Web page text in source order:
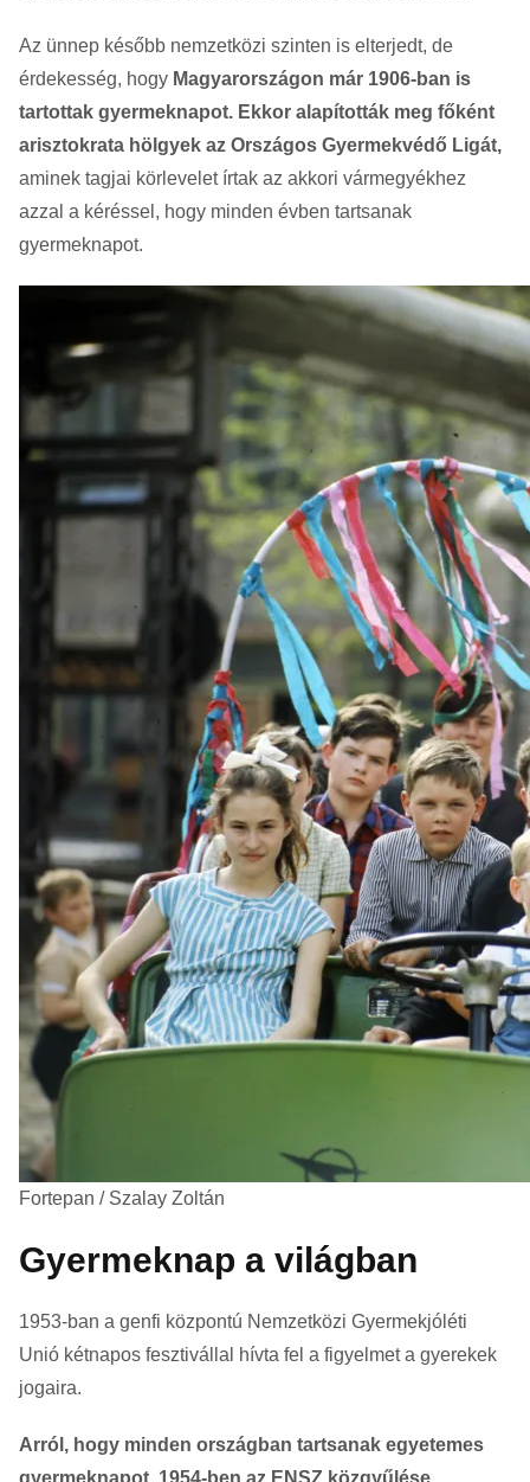
Az ünnep később nemzetközi szinten is elterjedt, de
érdekesség, hogy Magyarországon már 1906-ban is
tartottak gyermeknapot. Ekkor alapították meg főként
arisztokrata hölgyek az Országos Gyermekvédő Ligát,
aminek tagjai körlevelet írtak az akkori vármegyékhez
azzal a kéréssel, hogy minden évben tartsanak
gyermeknapot.
Fortepan / Szalay Zoltán
Gyermeknap a világban
1953-ban a genfi központú Nemzetközi Gyermekjóléti
Unió kétnapos fesztivállal hívta fel a figyelmet a gyerekek
jogaira.
Arról, hogy minden országban tartsanak egyetemes
gyermeknapot, 1954-ben az ENSZ közgyűlése